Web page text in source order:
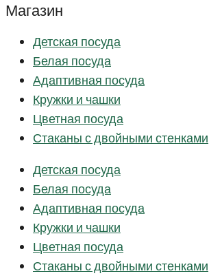
Магазин
Детская посуда
Белая посуда
Адаптивная посуда
Кружки и чашки
Цветная посуда
Стаканы с двойными стенками
Детская посуда
Белая посуда
Адаптивная посуда
Кружки и чашки
Цветная посуда
Стаканы с двойными стенками